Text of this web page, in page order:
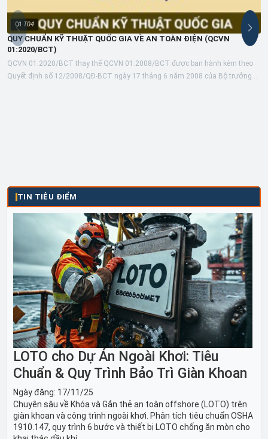
01 T04
QUY CHUẨN KỸ THUẬT QUỐC GIA VỀ AN TOÀN ĐIỆN (QCVN
01:2020/BCT)
QCVN 01:2020/BCT thay thế QCVN 01:2008/BCT được ban hành kèm theo
Quyết định số 12/2008/QĐ-BCT ngày 17 tháng 6 năm 2008 của Bộ trưởng
TIN TIÊU ĐIỂM
LOTO cho Dự Án Ngoài Khơi: Tiêu
Chuẩn & Quy Trình Bảo Trì Giàn Khoan
Ngày đăng: 17/11/25
Chuyên sâu về Khóa và Gắn thẻ an toàn offshore (LOTO) trên
giàn khoan và công trình ngoài khơi. Phân tích tiêu chuẩn OSHA
1910.147, quy trình 6 bước và thiết bị LOTO chống ăn mòn cho